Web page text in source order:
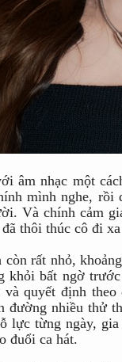
âm nhạc một
mình nghe, rồi
Và chính cảm
thôi thúc cô đi
rất nhỏ,
khỏi bất ngờ
quyết định
nhiều thử
lực từng ngày,
đuổi ca hát.